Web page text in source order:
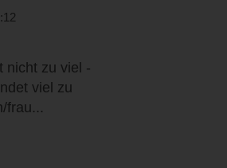
nicht zu viel -
viel zu
frau...